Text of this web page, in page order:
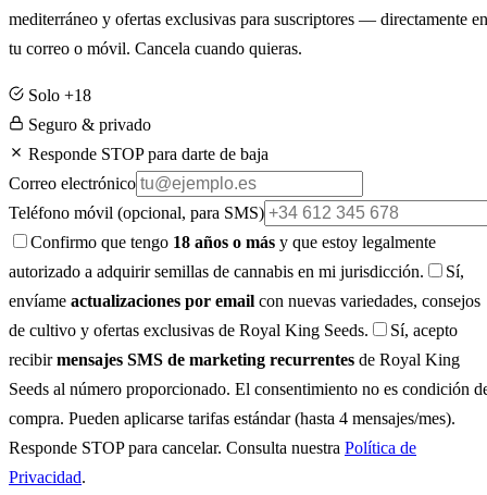
mediterráneo y ofertas exclusivas para suscriptores — directamente en
tu correo o móvil. Cancela cuando quieras.
Solo +18
Seguro & privado
Responde STOP para darte de baja
Correo electrónico
Teléfono móvil (opcional, para SMS)
Confirmo que tengo 18 años o más y que estoy legalmente
autorizado a adquirir semillas de cannabis en mi jurisdicción.
Sí,
envíame actualizaciones por email con nuevas variedades, consejos
de cultivo y ofertas exclusivas de Royal King Seeds.
Sí, acepto
recibirmensajes SMS de marketing recurrentes de Royal King
Seeds al número proporcionado. El consentimiento no es condición
compra. Pueden aplicarse tarifas estándar (hasta 4 mensajes/mes).
Responde STOP para cancelar. Consulta nuestra Política de
Privacidad.